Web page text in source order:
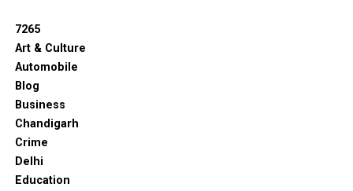
7265
Art & Culture
Automobile
Blog
Business
Chandigarh
Crime
Delhi
Education